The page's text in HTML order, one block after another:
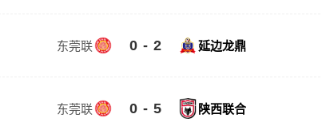
东莞联 0 - 2 延边龙鼎
东莞联 0 - 5 陕西联合